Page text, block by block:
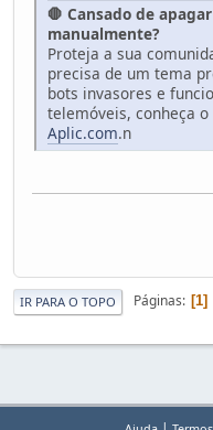
🛑 Cansado de
manualmente?
Proteja a sua
precisa de um tema
bots invasores e
telemóveis, conheça
Aplic.com.n
IR PARA O TOPO Páginas 1